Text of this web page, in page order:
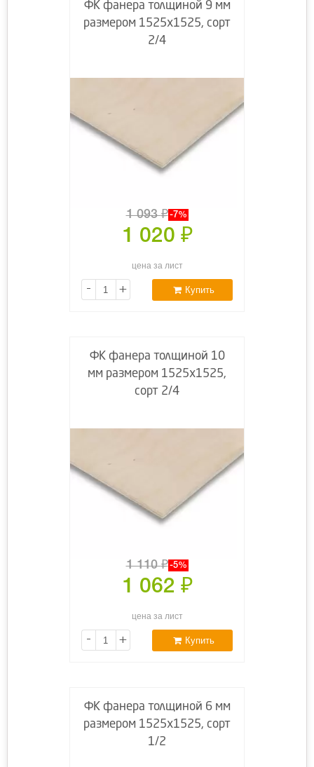
ФК фанера толщиной 9 мм
размером 1525х1525, сорт
2/4
1 093₽ -7%
1 020 ₽
цена за лист
- + Купить
ФК фанера толщиной 10
мм размером 1525х1525,
сорт 2/4
1 110₽ -5%
1 062 ₽
цена за лист
- + Купить
ФК фанера толщиной 6 мм
размером 1525х1525, сорт
1/2